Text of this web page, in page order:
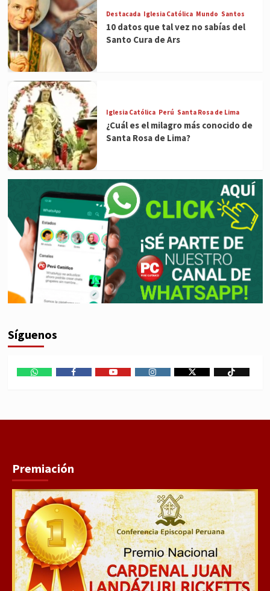
Destacada Iglesia Católica Mundo Santos
10 datos que tal vez no sabías del
Santo Cura de Ars
Iglesia Católica Perú Santa Rosa de Lima
¿Cuál es el milagro más conocido de
Santa Rosa de Lima?
Síguenos
Premiación